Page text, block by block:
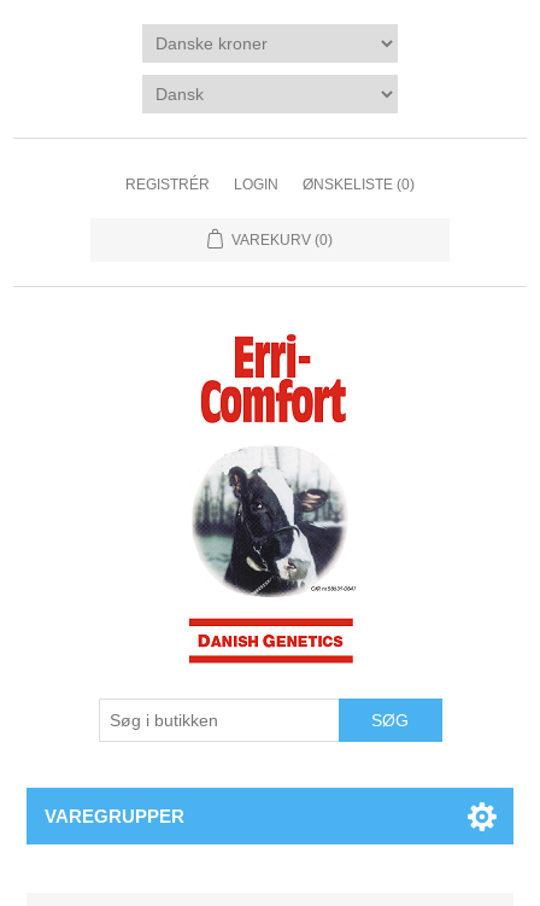
REGISTRÉR LOGIN ØNSKELISTE (0)
VAREKURV (0)
VAREGRUPPER